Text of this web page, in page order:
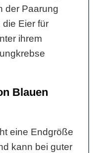
der Paarung
Eier für
ihrem
Blauen
eine Endgröße
kann bei guter